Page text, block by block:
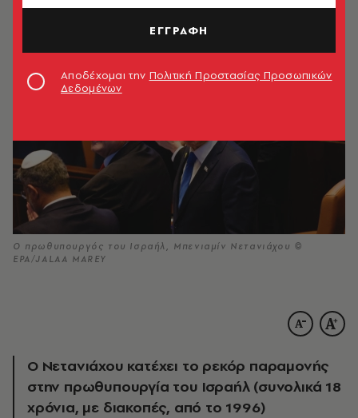
Ο πρωθυπουργός του Ισραήλ, Μπενιαμίν Νετανιάχου ©
ΕΡΑ/JALAA MAREY
Ο Νετανιάχου κατέχει το ρεκόρ παραμονής
στην πρωθυπουργία του Ισραήλ (συνολικά 18
χρόνια, με διακοπές, από το 1996)
ΕΓΓΡΑΦΗ
Αποδέχομαι την Πολιτική Προστασίας Προσωπικών
Δεδομένων